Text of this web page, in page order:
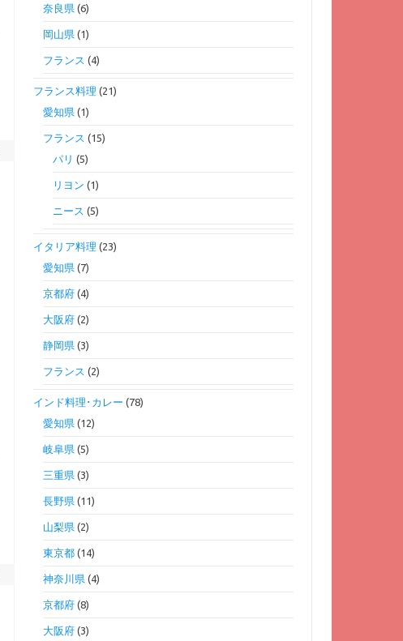
奈良県(6)
岡山県(1)
フランス (4)
フランス料理 (21)
愛知県(1)
フランス (15)
パリ (5)
リヨン (1)
ニース (5)
イタリア料理 (23)
愛知県(7)
京都府(4)
大阪府(2)
静岡県(3)
フランス (2)
インド料理･カレー (78)
愛知県(12)
岐阜県(5)
三重県(3)
長野県(11)
山梨県(2)
東京都(14)
神奈川県(4)
京都府(8)
大阪府(3)